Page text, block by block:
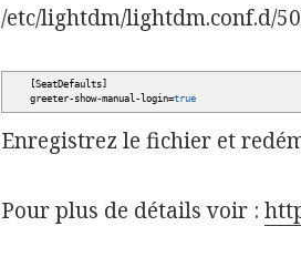
/etc/lightdm/lightdm.conf.d/
[SeatDefaults]
greeter-show-manual-login=true
Enregistrez le fichier et
Pour plus de détails voir :